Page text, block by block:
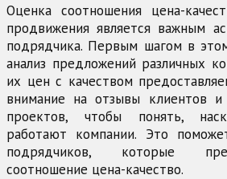
Оценка соотношения цена-
продвижения является важным
подрядчика. Первым шагом в
анализ предложений различных
их цен с качеством
внимание на отзывы клиентов
проектов, чтобы понять,
работают компании. Это
подрядчиков, которые
соотношение цена-качество.